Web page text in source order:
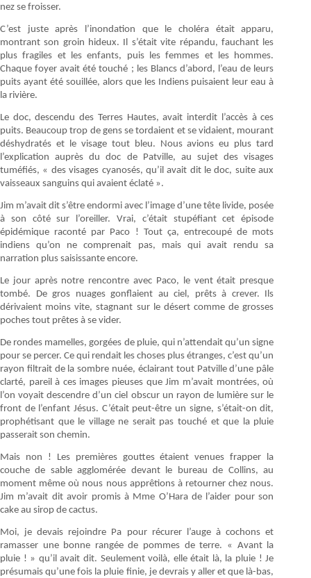
nez se froisser.
C’est juste après l’inondation que le choléra était apparu,
montrant son groin hideux. Il s’était vite répandu, fauchant les
plus fragiles et les enfants, puis les femmes et les hommes.
Chaque foyer avait été touché ; les Blancs d’abord, l’eau de leurs
puits ayant été souillée, alors que les Indiens puisaient leur eau à
la rivière.
Le doc, descendu des Terres Hautes, avait interdit l’accès à ces
puits. Beaucoup trop de gens se tordaient et se vidaient, mourant
déshydratés et le visage tout bleu. Nous avions eu plus tard
l’explication auprès du doc de Patville, au sujet des visages
tuméfiés, « des visages cyanosés, qu’il avait dit le doc, suite aux
vaisseaux sanguins qui avaient éclaté ».
Jim m’avait dit s’être endormi avec l’image d’une tête livide, posée
à son côté sur l’oreiller. Vrai, c’était stupéfiant cet épisode
épidémique raconté par Paco ! Tout ça, entrecoupé de mots
indiens qu’on ne comprenait pas, mais qui avait rendu sa
narration plus saisissante encore.
Le jour après notre rencontre avec Paco, le vent était presque
tombé. De gros nuages gonflaient au ciel, prêts à crever. Ils
dérivaient moins vite, stagnant sur le désert comme de grosses
poches tout prêtes à se vider.
De rondes mamelles, gorgées de pluie, qui n’attendait qu’un signe
pour se percer. Ce qui rendait les choses plus étranges, c’est qu’un
rayon filtrait de la sombre nuée, éclairant tout Patville d’une pâle
clarté, pareil à ces images pieuses que Jim m’avait montrées, où
l’on voyait descendre d’un ciel obscur un rayon de lumière sur le
front de l’enfant Jésus. C’était peut-être un signe, s’était-on dit,
prophétisant que le village ne serait pas touché et que la pluie
passerait son chemin.
Mais non ! Les premières gouttes étaient venues frapper la
couche de sable agglomérée devant le bureau de Collins, au
moment même où nous nous apprêtions à retourner chez nous.
Jim m’avait dit avoir promis à Mme O’Hara de l’aider pour son
cake au sirop de cactus.
Moi, je devais rejoindre Pa pour récurer l’auge à cochons et
ramasser une bonne rangée de pommes de terre. « Avant la
pluie ! » qu’il avait dit. Seulement voilà, elle était là, la pluie ! Je
présumais qu’une fois la pluie finie, je devrais y aller et que là-bas,